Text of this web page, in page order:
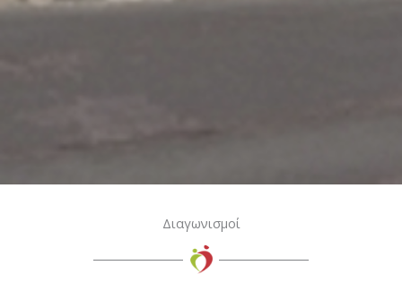
Διαγωνισμοί